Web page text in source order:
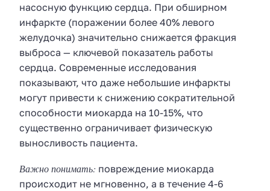
насосную функцию сердца. При обширном
инфаркте (поражении более 40% левого
желудочка) значительно снижается фракция
выброса — ключевой показатель работы
сердца. Современные исследования
показывают, что даже небольшие инфаркты
могут привести к снижению сократительной
способности миокарда на 10-15%, что
существенно ограничивает физическую
выносливость пациента.
Важно понимать: повреждение миокарда
происходит не мгновенно, а в течение 4-6